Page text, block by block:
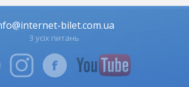
bilet.com.ua
З усіх питань